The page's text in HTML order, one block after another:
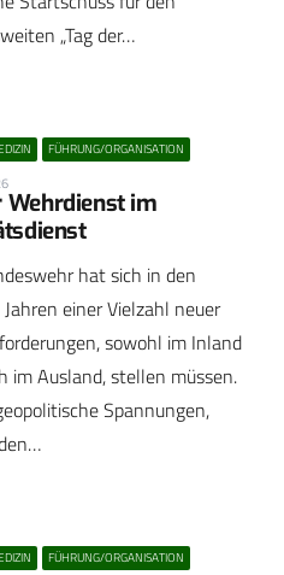
„Tag der…
FÜHRUNG/ORGANISATION
Wehrdienst im
hat sich in den
einer Vielzahl neuer
sowohl im Inland
im Ausland, stellen müssen.
Spannungen,
FÜHRUNG/ORGANISATION